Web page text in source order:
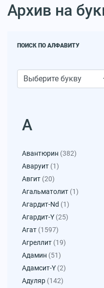
Архив на
ПОИСК ПО АЛФАВИТУ
А
Авантюрин (382)
Аваруит (1)
Авгит (20)
Агальматолит (1)
Агардит-Nd (1)
Агардит-Y (25)
Агат (1597)
Агреллит (19)
Адамин (51)
Адамсит-Y (2)
Адуляр (142)